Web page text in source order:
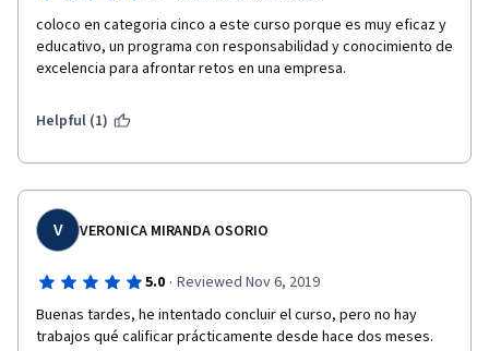
coloco en categoria cinco a este curso porque es muy eficaz y
educativo, un programa con responsabilidad y conocimiento de
excelencia para afrontar retos en una empresa.
Helpful (1)
V VERONICA MIRANDA OSORIO
5.0 · Reviewed Nov 6, 2019
Buenas tardes, he intentado concluir el curso, pero no hay
trabajos qué calificar prácticamente desde hace dos meses.